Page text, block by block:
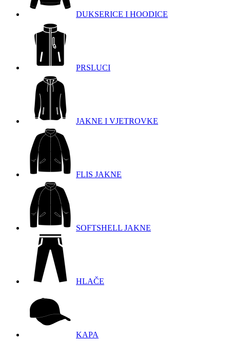
DUKSERICE I HOODICE
PRSLUCI
JAKNE I VJETROVKE
FLIS JAKNE
SOFTSHELL JAKNE
HLAČE
KAPA